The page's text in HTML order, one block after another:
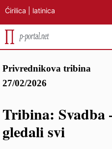
na
sadržaj
Ćirilica latinica
Privrednikova tribina
27/02/2026
Tribina: Svadba
gledali svi